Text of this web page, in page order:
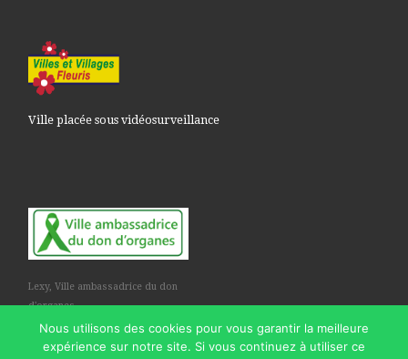
Ville placée sous vidéosurveillance
Lexy, Ville ambassadrice du don
d'organes
Nous utilisons des cookies pour vous garantir la meilleure
expérience sur notre site. Si vous continuez à utiliser ce